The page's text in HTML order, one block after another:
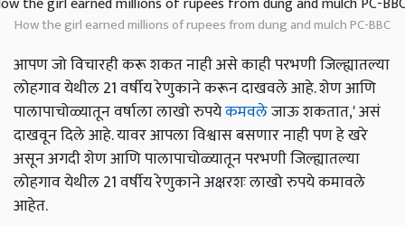
How the girl earned millions of rupees from dung and mulch PC-BBC
आपण जो विचारही करू शकत नाही असे काही परभणी जिल्ह्यातल्या
लोहगाव येथील 21 वर्षीय रेणुकाने करून दाखवले आहे. शेण आणि
पालापाचोळ्यातून वर्षाला लाखो रुपयेकमवलेजाऊ शकतात,' असं
दाखवून दिले आहे. यावर आपला विश्वास बसणार नाही पण हे खरे
असून अगदी शेण आणि पालापाचोळ्यातून परभणी जिल्ह्यातल्या
लोहगाव येथील 21 वर्षीय रेणुकाने अक्षरशः लाखो रुपये कमावले
आहेत.